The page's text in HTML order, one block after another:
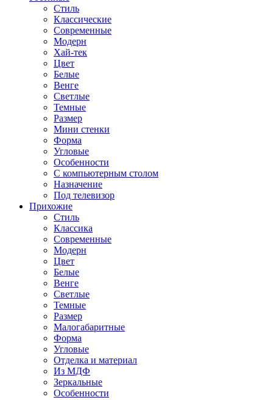
Стиль
Классические
Современные
Модерн
Хай-тек
Цвет
Белые
Венге
Светлые
Темные
Размер
Мини стенки
Форма
Угловые
Особенности
С компьютерным столом
Назначение
Под телевизор
Прихожие
Стиль
Классика
Современные
Модерн
Цвет
Белые
Венге
Светлые
Темные
Размер
Малогабаритные
Форма
Угловые
Отделка и материал
Из МДФ
Зеркальные
Особенности